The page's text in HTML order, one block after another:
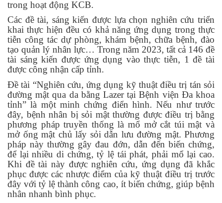
trong hoạt động KCB.
Các đề tài, sáng kiến được lựa chọn nghiên cứu triển
khai thực hiện đều có khả năng ứng dụng trong thực
tiễn công tác dự phòng, khám bệnh, chữa bệnh, đào
tạo quản lý nhân lực… Trong năm 2023, tất cả 146 đề
tài sáng kiến được ứng dụng vào thực tiễn, 1 đề tài
được công nhận cấp tỉnh.
Đề tài “Nghiên cứu, ứng dụng kỹ thuật điều trị tán sỏi
đường mật qua da bằng Lazer tại Bệnh viện Đa khoa
tỉnh” là một minh chứng điển hình. Nếu như trước
đây, bệnh nhân bị sỏi mật thường được điều trị bằng
phương pháp truyền thống là mổ mở cắt túi mật và
mở ống mật chủ lấy sỏi dẫn lưu đường mật. Phương
pháp này thường gây đau đớn, dẫn đến biến chứng,
để lại nhiều di chứng, tỷ lệ tái phát, phải mổ lại cao.
Khi đề tài này được nghiên cứu, ứng dụng đã khắc
phục được các nhược điểm của kỹ thuật điều trị trước
đây với tỷ lệ thành công cao, ít biến chứng, giúp bệnh
nhân nhanh bình phục.